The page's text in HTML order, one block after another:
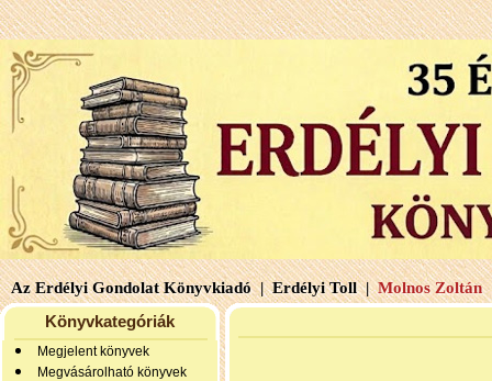
Az Erdélyi Gondolat Könyvkiadó | Erdélyi Toll | Molnos Zoltán
Könyvkategóriák
Megjelent könyvek
Megvásárolható könyvek